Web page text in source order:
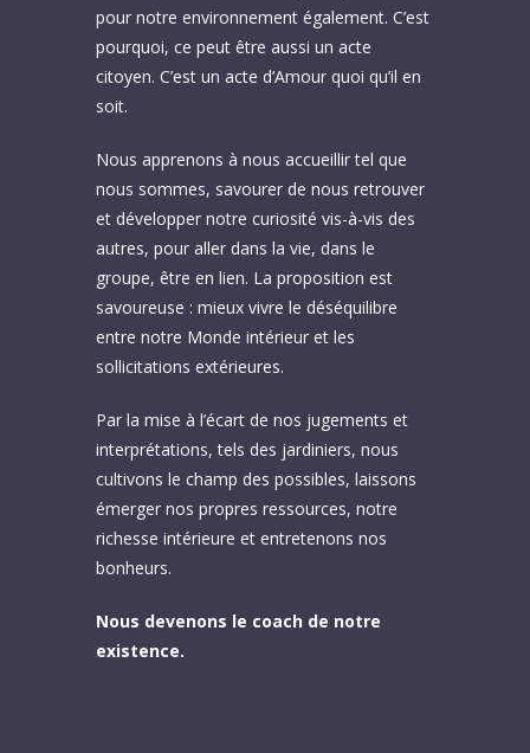
pour notre environnement également. C’est
pourquoi, ce peut être aussi un acte
citoyen. C’est un acte d’Amour quoi qu’il en
soit.
Nous apprenons à nous accueillir tel que
nous sommes, savourer de nous retrouver
et développer notre curiosité vis-à-vis des
autres, pour aller dans la vie, dans le
groupe, être en lien. La proposition est
savoureuse : mieux vivre le déséquilibre
entre notre Monde intérieur et les
sollicitations extérieures.
Par la mise à l’écart de nos jugements et
interprétations, tels des jardiniers, nous
cultivons le champ des possibles, laissons
émerger nos propres ressources, notre
richesse intérieure et entretenons nos
bonheurs.
Nous devenons le coach de notre
existence.